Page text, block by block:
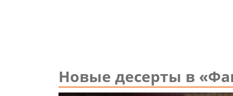
Новые десерты в